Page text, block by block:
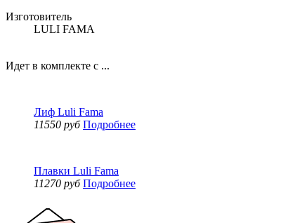
Изготовитель
LULI FAMA
Идет в комплекте с ...
Лиф Luli Fama
11550 руб Подробнее
Плавки Luli Fama
11270 руб Подробнее